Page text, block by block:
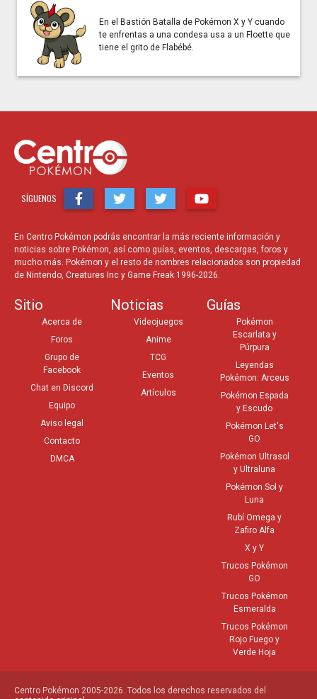
En el Bastión Batalla de Pokémon X y Y cuando
te enfrentas a una condesa usa a un Floette que
tiene el grito de Flabébé.
SÍGUENOS
En Centro Pokémon podrás encontrar la más reciente información y
noticias sobre Pokémon, así como guías, eventos, descargas, foros y
mucho más. Pokémon y el resto de nombres relacionados son propiedad
de Nintendo, Creatures Inc y Game Freak 1996-2026.
Sitio
Acerca de
Foros
Grupo de
Facebook
Chat en Discord
Equipo
Aviso legal
Contacto
DMCA
Noticias
Videojuegos
Anime
TCG
Eventos
Artículos
Guías
Pokémon
Escarlata y
Púrpura
Leyendas
Pokémon: Arceus
Pokémon Espada
y Escudo
Pokémon Let's
GO
Pokémon Ultrasol
y Ultraluna
Pokémon Sol y
Luna
Rubí Omega y
Zafiro Alfa
X y Y
Trucos Pokémon
GO
Trucos Pokémon
Esmeralda
Trucos Pokémon
Rojo Fuego y
Verde Hoja
Centro Pokémon 2005-2026. Todos los derechos reservados del